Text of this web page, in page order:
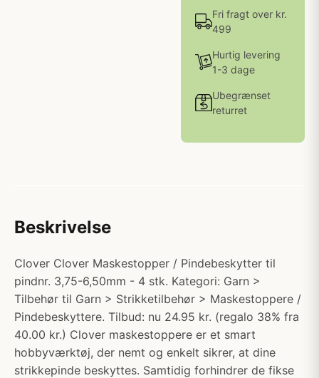
Fri fragt over kr.
499
Hurtig levering
1-3 dage
Ubegrænset
returret
Beskrivelse
Clover Clover Maskestopper / Pindebeskytter til
pindnr. 3,75-6,50mm - 4 stk. Kategori: Garn >
Tilbehør til Garn > Strikketilbehør > Maskestoppere /
Pindebeskyttere. Tilbud: nu 24.95 kr. (regalo 38% fra
40.00 kr.) Clover maskestoppere er et smart
hobbyværktøj, der nemt og enkelt sikrer, at dine
strikkepinde beskyttes. Samtidig forhindrer de fikse